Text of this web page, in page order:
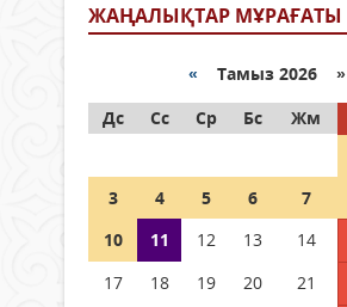
ЖАҢАЛЫҚТАР МҰРАҒАТЫ
« Тамыз 2026 »
Дс
Сс Ср Бс Жм
3
4 5 6 7
10
11 12 13 14
17
18 19 20 21